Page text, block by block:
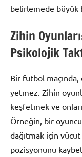
belirlemede büyük
Zihin
Psikolojik
Bir futbol maçında,
yetmez. Zihin
keşfetmek ve
Örneğin, bir
dağıtmak için
pozisyonunu